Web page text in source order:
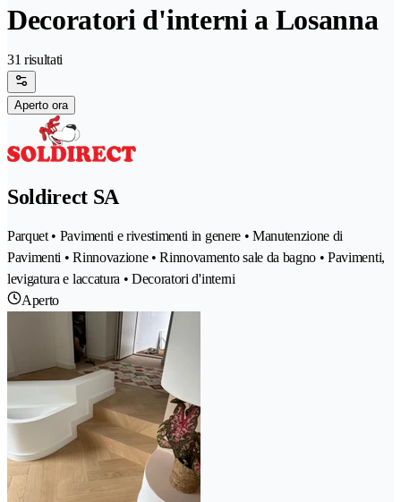
Decoratori d'interni a Losanna
31 risultati
Aperto ora
Soldirect SA
Parquet • Pavimenti e rivestimenti in genere • Manutenzione di
Pavimenti • Rinnovazione • Rinnovamento sale da bagno • Pavimenti,
levigatura e laccatura • Decoratori d'interni
Aperto